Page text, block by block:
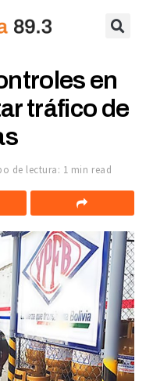
en
tráfico de
de lectura: 1 min read